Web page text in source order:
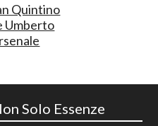
Quintino
Umberto
Solo Essenze